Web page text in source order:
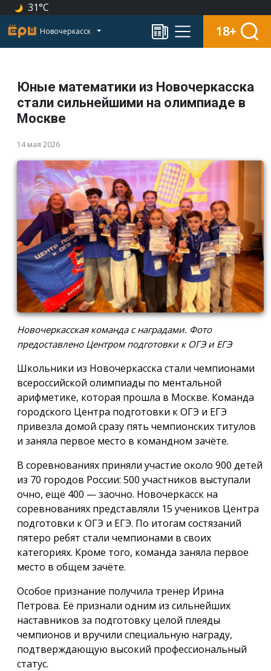
31°C
Новочеркасск 18+
Юные математики из Новочеркасска
стали сильнейшими на олимпиаде в
Москве
14 мая 2026
Новочеркасская команда с наградами. Фото
предоставлено Центром подготовки к ОГЭ и ЕГЭ
Школьники из Новочеркасска стали чемпионами
всероссийской олимпиады по ментальной
арифметике, которая прошла в Москве. Команда
городского Центра подготовки к ОГЭ и ЕГЭ
привезла домой сразу пять чемпионских титулов
и заняла первое место в командном зачёте.
В соревнованиях приняли участие около 900 детей
из 70 городов России: 500 участников выступали
очно, ещё 400 — заочно. Новочеркасск на
соревнованиях представляли 15 учеников Центра
подготовки к ОГЭ и ЕГЭ. По итогам состязаний
пятеро ребят стали чемпионами в своих
категориях. Кроме того, команда заняла первое
место в общем зачёте.
Особое признание получила тренер Ирина
Петрова. Её признали одним из сильнейших
наставников за подготовку целой плеяды
чемпионов и вручили специальную награду,
подтверждающую высокий профессиональный
статус.